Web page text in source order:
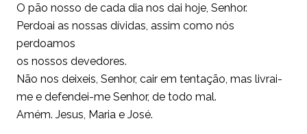
O pão nosso de cada dia nos dai hoje, Senhor.
Perdoai as nossas dívidas, assim como nós
perdoamos
os nossos devedores.
Não nos deixeis, Senhor, cair em tentação, mas livrai-
me e defendei-me Senhor, de todo mal.
Amém. Jesus, Maria e José.